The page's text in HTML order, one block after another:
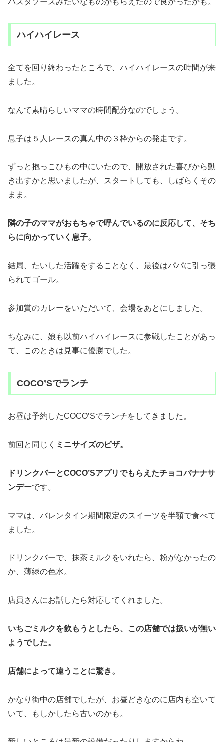
ハイハイレース
全てを回り終わったところで、ハイハイレースの時間が来
ました。
なんて素晴らしいママの時間配分なのでしょう。
息子は５人レースの真ん中の３枠からの発走です。
ずっと抱っこひもの中にいたので、開放された喜びから動
き出すかと思いましたが、スタートしても、しばらくその
まま。
隣の子のママがおもちゃで呼んでいるのに反応して、そち
らに向かっていく息子。
結局、たいした活躍をすることなく、最後はパパに引っ張
られてゴール。
参加賞のカレーをいただいて、会場をあとにしました。
ちなみに、娘も以前ハイハイレースに参戦したことがあっ
て、このときは見事に優勝でした。
COCO’Sでランチ
お昼は予約したCOCO’Sでランチをしてきました。
前回と同じく ミニサイズのピザ。
ドリンクバーとCOCO’Sアプリでもらえたチョコバナナサ
ンデーです。
ママは、バレンタイン期間限定のスイーツを半額で食べて
ました。
ドリンクバーで、抹茶ミルクをいれたら、粉がなかったの
か、薄緑の色水。
店員さんにお話したら対応してくれました。
いちごミルクを飲もうとしたら、この店舗では扱いが無い
ようでした。
店舗によって違うことに驚き。
かなり街中の店舗でしたが、お昼どきなのに店内も空いて
いて、もしかしたら古いのかも。